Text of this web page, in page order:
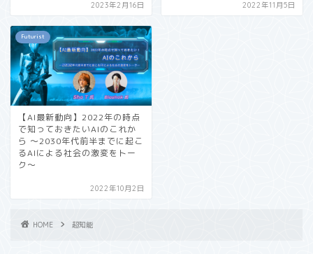
2023年2月16日 2022年11月5日
Futurist
【AI最新動向】2022年の時点
で知っておきたいAIのこれか
ら 〜2030年代前半までに起こ
るAIによる社会の激変をトー
ク〜
2022年10月2日
HOME 超知能